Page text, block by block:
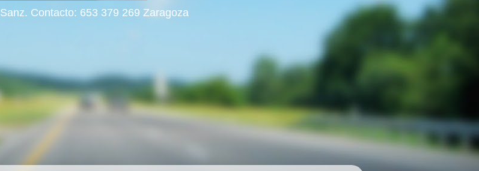
Contacto: 653 379 269 Zaragoza